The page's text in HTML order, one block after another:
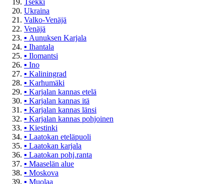
Ukraina
Valko-Venäjä
Venäjä
▪ Aunuksen Karjala
▪ Ihantala
▪ Ilomantsi
▪ Ino
▪ Kaliningrad
▪ Karhumäki
▪ Karjalan kannas etelä
▪ Karjalan kannas itä
▪ Karjalan kannas länsi
▪ Karjalan kannas pohjoinen
▪ Kiestinki
▪ Laatokan eteläpuoli
▪ Laatokan karjala
▪ Laatokan pohj.ranta
▪ Maaselän alue
▪ Moskova
▪ Muolaa